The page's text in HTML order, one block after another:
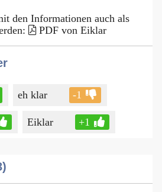
den Informationen auch als
PDF von Eiklar
eh klar -1
Eiklar +1